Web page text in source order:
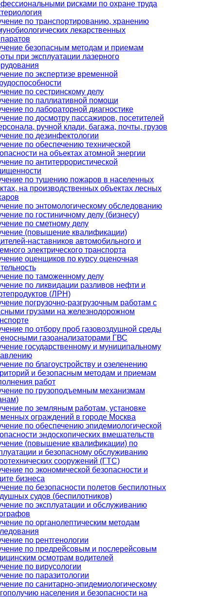
рисками по охране труда
по транспортированию, хранению
лекарственных
безопасным методам и приемам
при эксплуатации лазерного
по экспертизе временной
по сестринскому делу
по паллиативной помощи
по лабораторной диагностике
по досмотру пассажиров, посетителей
ручной клади, багажа, почты, грузов
по дезинфектологии
по обеспечению технической
на объектах атомной энергии
по антитеррористической
по тушению пожаров в населенных
на производственных объектах лесных
по энтомологическому обследованию
по гостиничному делу (бизнесу)
по сметному делу
(повышение квалификации)
наставников автомобильного и
электрического транспорта
оценщиков по курсу оценочная
по таможенному делу
по ликвидации разливов нефти и
(ЛРН)
погрузочно-разгрузочным работам с
грузами на железнодорожном
по отбору проб газовоздушной среды
газоанализаторами ГВС
государственному и муниципальному
по благоустройству и озеленению
и безопасным методам и приемам
работ
по грузоподъемным механизмам
по земляным работам, установке
ограждений в городе Москва
по обеспечению эпидемиологической
эндоскопических вмешательств
(повышение квалификации) по
и безопасному обслуживанию
сооружений (ГТС)
по экономической безопасности и
бизнеса
по безопасности полетов беспилотных
судов (беспилотников)
по эксплуатации и обслуживанию
по органолептическим методам
по рентгенологии
по предрейсовым и послерейсовым
осмотрам водителей
по вирусологии
по паразитологии
по санитарно-эпидемиологическому
населения и безопасности на